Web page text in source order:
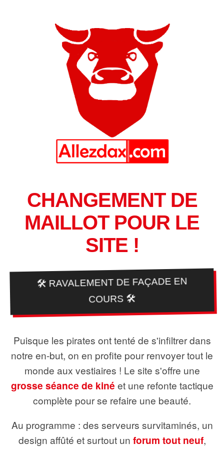
CHANGEMENT DE
MAILLOT POUR LE
SITE !
🛠️ RAVALEMENT DE FAÇADE EN
COURS 🛠️
Puisque les pirates ont tenté de s'infiltrer dans
notre en-but, on en profite pour renvoyer tout le
monde aux vestiaires ! Le site s'offre une
grosse séance de kiné et une refonte tactique
complète pour se refaire une beauté.
Au programme : des serveurs survitaminés, un
design affûté et surtout un forum tout neuf,